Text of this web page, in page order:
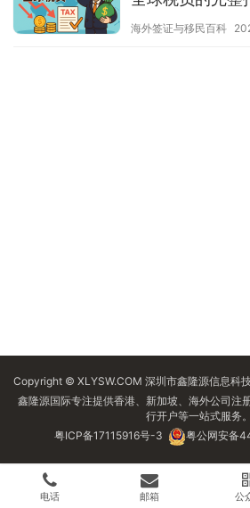
海外签证与移民百科
Copyright © XLYSW.COM 深圳市鑫隆源信息科
鑫隆源国际专注提供香港、新加坡、海外公司注
行开户等一站式服务。
粤ICP备17115916号-3
粤公网安备
电话 邮箱 公